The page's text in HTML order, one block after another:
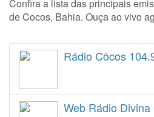
Confira a lista das principais
de Cocos, Bahia. Ouça ao vivo
Rádio Côcos
Web Rádio Divina